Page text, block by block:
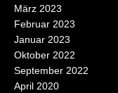
März 2023
Februar 2023
Januar 2023
Oktober 2022
September 2022
April 2020